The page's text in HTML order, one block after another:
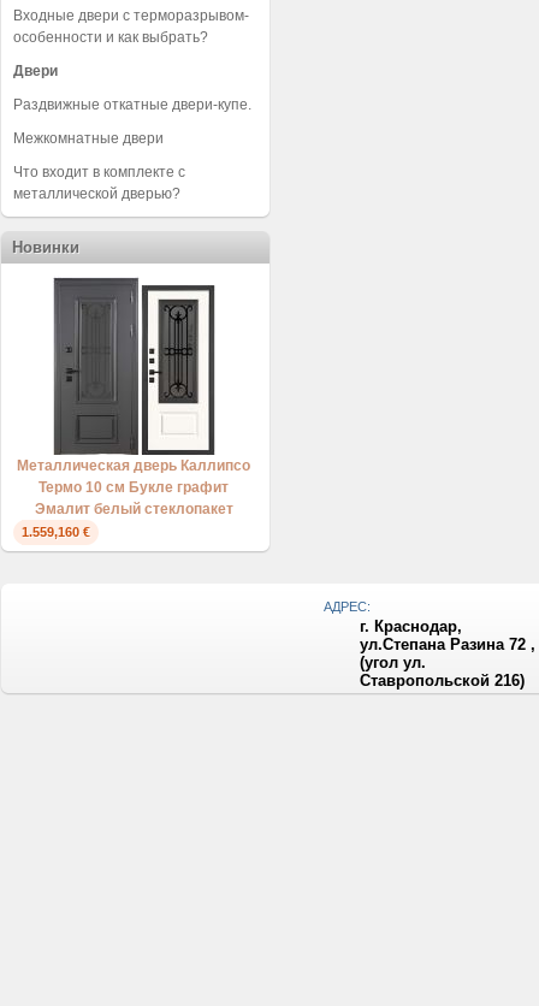
Входные двери с терморазрывом-
особенности и как выбрать?
Двери
Раздвижные откатные двери-купе.
Межкомнатные двери
Что входит в комплекте с
металлической дверью?
Новинки
Металлическая дверь Каллипсо
Термо 10 см Букле графит
Эмалит белый стеклопакет
1.559,160 €
АДРЕС:
г. Краснодар,
ул.Степана Разина 72 ,
(угол ул.
Ставропольской 216)